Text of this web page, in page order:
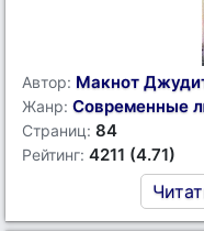
Автор: Макнот
Жанр: Современные
Страниц: 84
Рейтинг: 4211 (4.71)